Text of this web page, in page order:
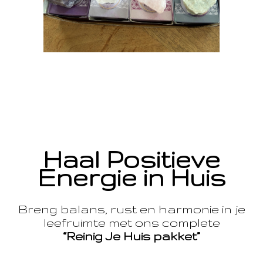
Haal Positieve
Energie in Huis
Breng balans, rust en harmonie in je
leefruimte met ons complete
“Reinig Je Huis pakket”